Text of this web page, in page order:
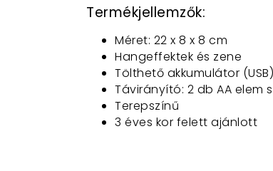
Termékjellemzők:
Méret: 22 x 8 x 8 cm
Hangeffektek és zene
Tölthető akkumulátor (USB)
Távirányító: 2 db AA elem
Terepszínű
3 éves kor felett ajánlott